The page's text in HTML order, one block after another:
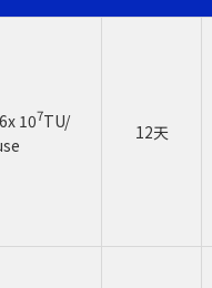
107TU/
12天